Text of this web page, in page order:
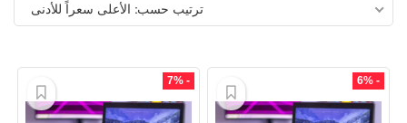
الأدنى
ترتيب حسب: الأعلى سعراً للأدنى
- 6%
- 7%